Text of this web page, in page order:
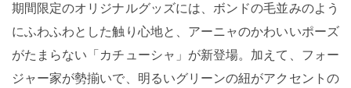
期間限定のオリジナルグッズには、ボンドの毛並みのよう
にふわふわとした触り心地と、アーニャのかわいいポーズ
がたまらない「カチューシャ」が新登場。加えて、フォー
ジャー家が勢揃いで、明るいグリーンの紐がアクセントの